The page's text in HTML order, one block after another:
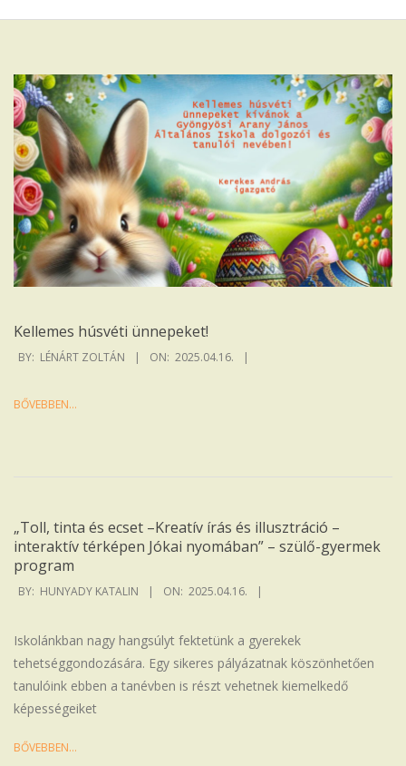
Iskola
Kellemes húsvéti ünnepeket!
2025-
16
BY: LÉNÁRT ZOLTÁN ON: 2025.04.16.
BŐVEBBEN…
„Toll, tinta és ecset –Kreatív írás és illusztráció –
interaktív térképen Jókai nyomában” – szülő-gyermek
program
2025-
16
BY: HUNYADY KATALIN ON: 2025.04.16.
Iskolánkban nagy hangsúlyt fektetünk a gyerekek
tehetséggondozására. Egy sikeres pályázatnak köszönhetően
tanulóink ebben a tanévben is részt vehetnek kiemelkedő
képességeiket
BŐVEBBEN…